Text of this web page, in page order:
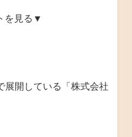
を見る▼
展開している「 株式会社